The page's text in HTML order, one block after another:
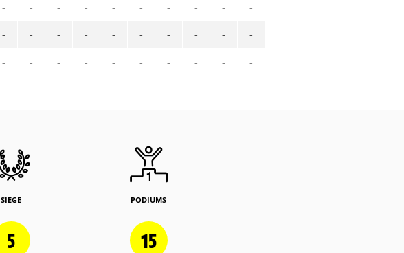
-
-
-
-
-
-
-
-
-
-
-
-
-
-
-
-
-
-
-
-
-
-
-
-
-
-
-
-
-
-
SIEGE
5
PODIUMS
15